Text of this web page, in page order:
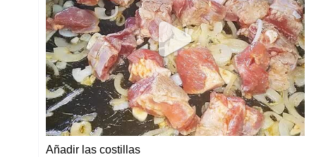
Añadir las costillas